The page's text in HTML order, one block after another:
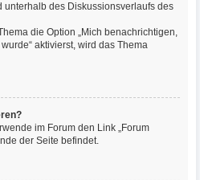
des Diskussionsverlaufs des
die Option „Mich benachrichtigen,
aktivierst, wird das Thema
im Forum den Link „Forum
der Seite befindet.